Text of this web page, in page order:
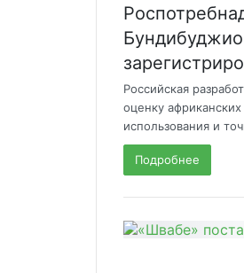
Российская
оценку
использования и
Подробнее